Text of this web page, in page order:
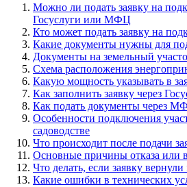
Можно ли подать заявку на
Госуслуги или МФЦ
Кто может подать заявку на
Какие документы нужны для
Документы на земельный
Схема расположения
Какую мощность указывать в
Как заполнить заявку через
Как подать документы через
Особенности подключения
садоводстве
Что происходит после подачи
Основные причины отказа или
Что делать, если заявку
Какие ошибки в технических